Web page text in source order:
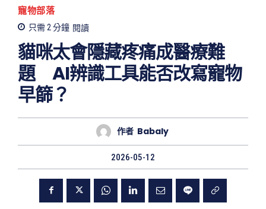
寵物部落
只需 2分鐘 閱讀
貓咪太會隱藏疼痛成醫療難
題 AI辨識工具能否改寫寵物
早篩？
作者 Babaly
2026-05-12